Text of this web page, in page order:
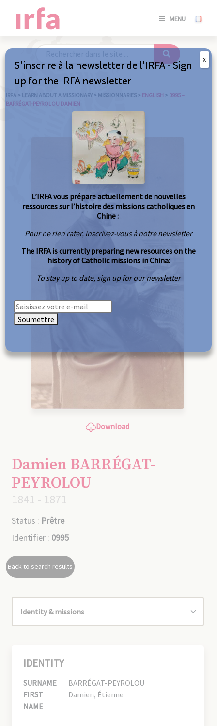
MENU
SE
IRFA > LEARN ABOUT A MISSIONARY > MISSIONNARIES > ENGLISH > 0995 –
BARRÉGAT-PEYROLOU DAMIEN
Download
Damien BARRÉGAT-
PEYROLOU
1841 - 1871
Status : Prêtre
Identifier : 0995
Back to search results
IDENTITY
SURNAME
BARRÉGAT-PEYROLOU
FIRST
NAME
Damien, Étienne
S'inscrire à la newsletter de l'IRFA - Sign
up for the IRFA newsletter
L’IRFA vous prépare actuellement de nouvelles
ressources sur l’histoire des missions catholiques en
Chine :
Pour ne rien rater, inscrivez-vous à notre newsletter
The IRFA is currently preparing new resources on the
history of Catholic missions in China:
To stay up to date, sign up for our newsletter
Soumettre
X